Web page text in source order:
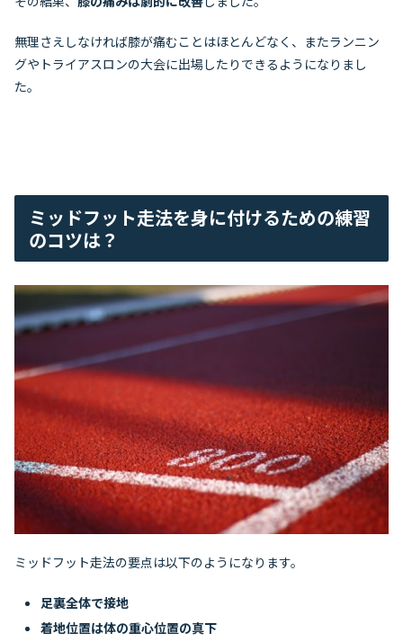
無理さえしなければ膝が痛むことはほとんどなく、またランニン
グやトライアスロンの大会に出場したりできるようになりまし
た。
ミッドフット走法を身に付けるための練習
のコツは？
ミッドフット走法の要点は以下のようになります。
足裏全体で接地
着地位置は体の重心位置の真下